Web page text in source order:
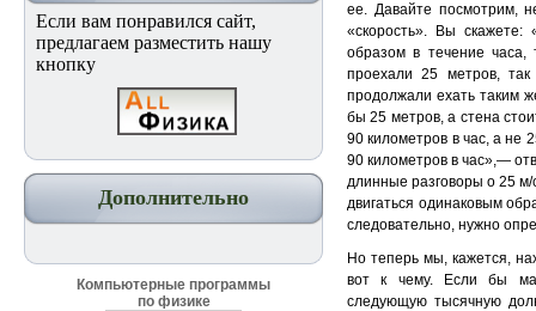
Если вам понравился сайт,
предлагаем разместить нашу
кнопку
Дополнительно
Компьютерные программы
по физике
ее. Давайте посмотрим,
«скорость». Вы
образом в течение
проехали 25 метров,
продолжали ехать таким
бы 25 метров, а стена
90 километров в час, а не
90 километров в час»,—
длинные разговоры о 25
двигаться одинаковым
следовательно, нужно
Но теперь мы, кажется,
вот к чему. Если бы
следующую тысячную